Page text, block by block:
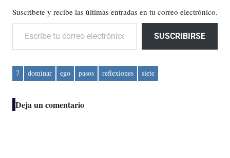
Suscríbete y recibe las últimas entradas en tu correo electrónico.
Escribe tu correo electrónico…
SUSCRIBIRSE
7 dominar ego pasos reflexiones siete
Deja un comentario